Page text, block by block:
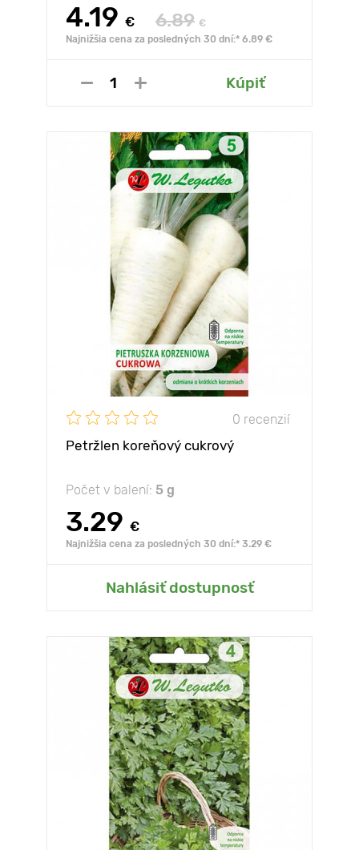
4.19 € 6.89 €
Najnižšia cena za posledných 30 dní:* 6.89 €
Kúpiť
0 recenzií
Petržlen koreňový cukrový
Počet v balení: 5 g
3.29 €
Najnižšia cena za posledných 30 dní:* 3.29 €
Nahlásiť dostupnosť